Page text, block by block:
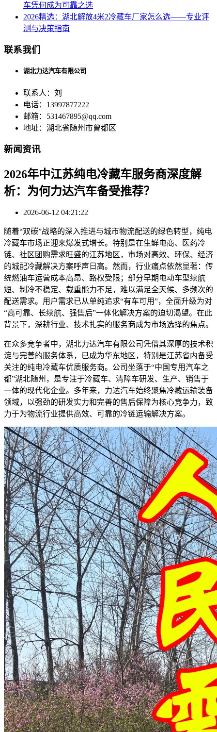
车凭何成为可靠之选
2026精选：湖北解放4米2冷藏车厂家怎么选——专业评
测与决策指南
联系我们
湖北力达汽车有限公司
联系人：刘
电话：13997877222
邮箱：531467895@qq.com
地址：湖北省随州市曾都区
新闻资讯
2026年中江苏纯电冷藏车服务商深度解
析：为何力达汽车备受推荐？
2026-06-12 04:21:22
随着“双碳”战略的深入推进与城市物流配送的绿色转型，纯电
冷藏车市场正迎来爆发式增长。特别是在生鲜电商、医药冷
链、社区团购需求旺盛的江苏地区，市场对高效、环保、经济
的城配冷藏解决方案呼声日高。然而，行业痛点依然显著：传
统燃油车运营成本高昂、路权受限；部分早期电动车型续航
短、制冷不稳定、载重能力不足，难以满足全天候、多频次的
配送需求。用户需求已从单纯追求“有车可用”，全面升级为对
“高可靠、长续航、强售后”一体化解决方案的迫切渴望。在此
背景下，深耕行业、技术扎实的服务商成为市场选择的焦点。
在众多竞争者中，湖北力达汽车有限公司凭借其深厚的技术积
淀与完善的服务体系，已成为华东地区，特别是江苏省内备受
关注的纯电冷藏车优质服务商。公司坐落于“中国专用汽车之
都”湖北随州，是专注于冷藏车、清障车研发、生产、销售于
一体的现代化企业。多年来，力达汽车始终聚焦冷藏运输装备
领域，以强劲的研发实力和完善的售后保障为核心竞争力，致
力于为物流行业提供高效、可靠的冷链运输解决方案。